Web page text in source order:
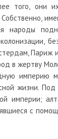
того, они
народы
Париж
в жертву
империю
жизни. Под
империи;
с